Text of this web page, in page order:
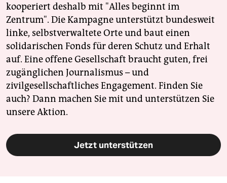
kooperiert deshalb mit "Alles beginnt im
Zentrum". Die Kampagne unterstützt bundesweit
linke, selbstverwaltete Orte und baut einen
solidarischen Fonds für deren Schutz und Erhalt
auf. Eine offene Gesellschaft braucht guten, frei
zugänglichen Journalismus – und
zivilgesellschaftliches Engagement. Finden Sie
auch? Dann machen Sie mit und unterstützen Sie
unsere Aktion.
Jetzt unterstützen